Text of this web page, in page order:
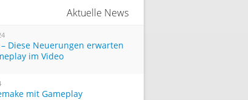
Aktuelle News
Diese Neuerungen erwarten
im Video
mit Gameplay